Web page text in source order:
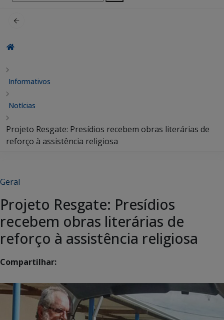
por:
Informativos
Notícias
Projeto Resgate: Presídios recebem obras literárias de
reforço à assistência religiosa
Geral
Projeto Resgate: Presídios
recebem obras literárias de
reforço à assistência religiosa
Compartilhar: